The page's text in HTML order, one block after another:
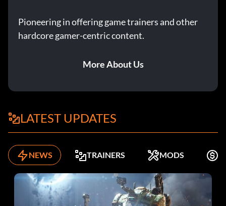
Pioneering in offering game trainers and other
hardcore gamer-centric content.
More About Us
LATEST UPDATES
NEWS TRAINERS MODS